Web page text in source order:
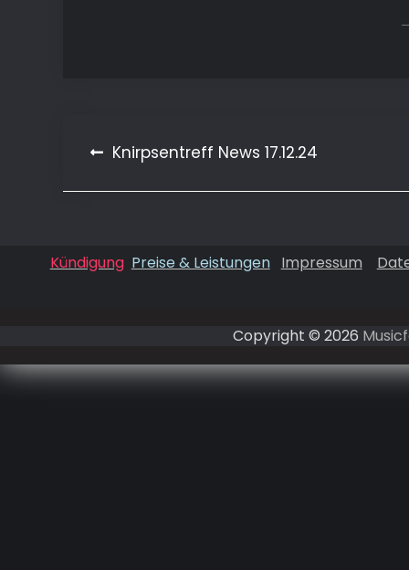
Beitragsnavigation
Knirpsentreff News 17.12.24
Kündigung Preise & Leistungen Impressum
Copyright © 2026